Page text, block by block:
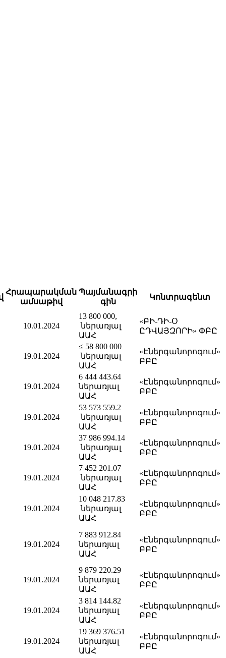
Հրապարակման
ամսաթիվ
Պայմանագրի
գին
Կոնտրագենտ
10.01.2024
13 800 000,
ներառյալ
ԱԱՀ
«ԲԻ-ԴԻ-Օ
ԸԴՎԱՅԶՈՐԻ» ՓԲԸ
19.01.2024
≤ 58 800 000
ներառյալ
ԱԱՀ
«Էներգանորոգում»
ԲԲԸ
19.01.2024
6 444 443.64
ներառյալ
ԱԱՀ
«Էներգանորոգում»
ԲԲԸ
19.01.2024
53 573 559.2
ներառյալ
ԱԱՀ
«Էներգանորոգում»
ԲԲԸ
19.01.2024
37 986 994.14
ներառյալ
ԱԱՀ
«Էներգանորոգում»
ԲԲԸ
19.01.2024
7 452 201.07
ներառյալ
ԱԱՀ
«Էներգանորոգում»
ԲԲԸ
19.01.2024
10 048 217.83
ներառյալ
ԱԱՀ
«Էներգանորոգում»
ԲԲԸ
19.01.2024
7 883 912.84
ներառյալ
ԱԱՀ
«Էներգանորոգում»
ԲԲԸ
19.01.2024
9 879 220.29
ներառյալ
ԱԱՀ
«Էներգանորոգում»
ԲԲԸ
19.01.2024
3 814 144.82
ներառյալ
ԱԱՀ
«Էներգանորոգում»
ԲԲԸ
19.01.2024
19 369 376.51
ներառյալ
ԱԱՀ
«Էներգանորոգում»
ԲԲԸ